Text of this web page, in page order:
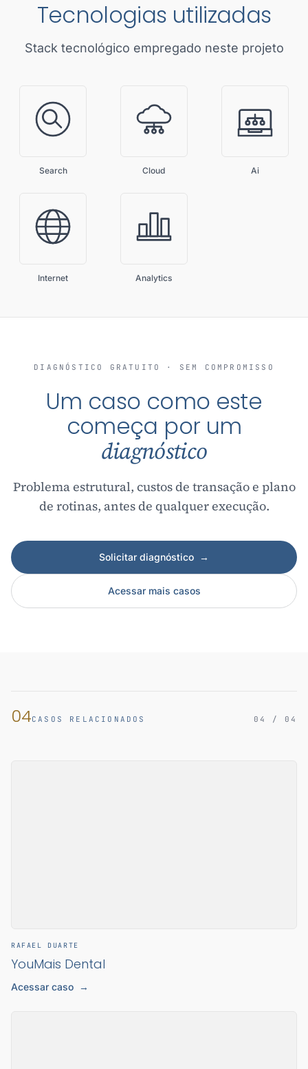
Tecnologias utilizadas
Stack tecnológico empregado neste projeto
Search Cloud Ai
Internet Analytics
DIAGNÓSTICO GRATUITO · SEM COMPROMISSO
Um caso como este
começa por um
diagnóstico
Problema estrutural, custos de transação e plano
de rotinas, antes de qualquer execução.
Solicitar diagnóstico →
Acessar mais casos
04CASOS RELACIONADOS 04 / 04
RAFAEL DUARTE
YouMais Dental
Acessar caso →